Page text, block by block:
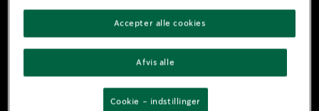
Afvis alle
Accepter alle cookies
Cookie - indstillinger